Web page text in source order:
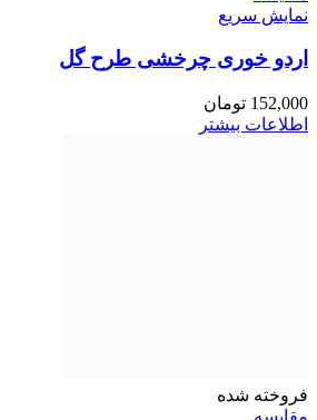
نمایش سریع
اردو خوری چرخشی طرح گل
152,000 تومان
اطلاعات بیشتر
فروخته شده
مقايسه